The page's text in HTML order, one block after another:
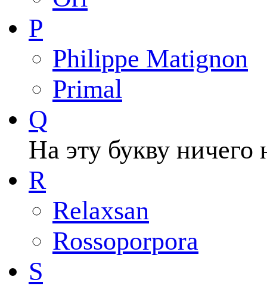
P
Philippe Matignon
Primal
Q
На эту букву ничего
R
Relaxsan
Rossoporpora
S